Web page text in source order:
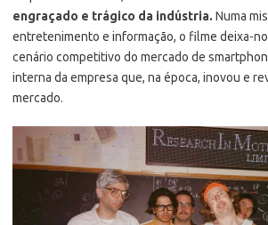
engraçado e trágico da indústria. Numa
entretenimento e informação, o filme deixa-
cenário competitivo do mercado de
interna da empresa que, na época, inovou e
mercado.